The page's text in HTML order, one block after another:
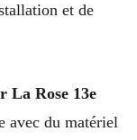
et de
La Rose 13e
avec du matériel